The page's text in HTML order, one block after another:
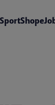
SportShop